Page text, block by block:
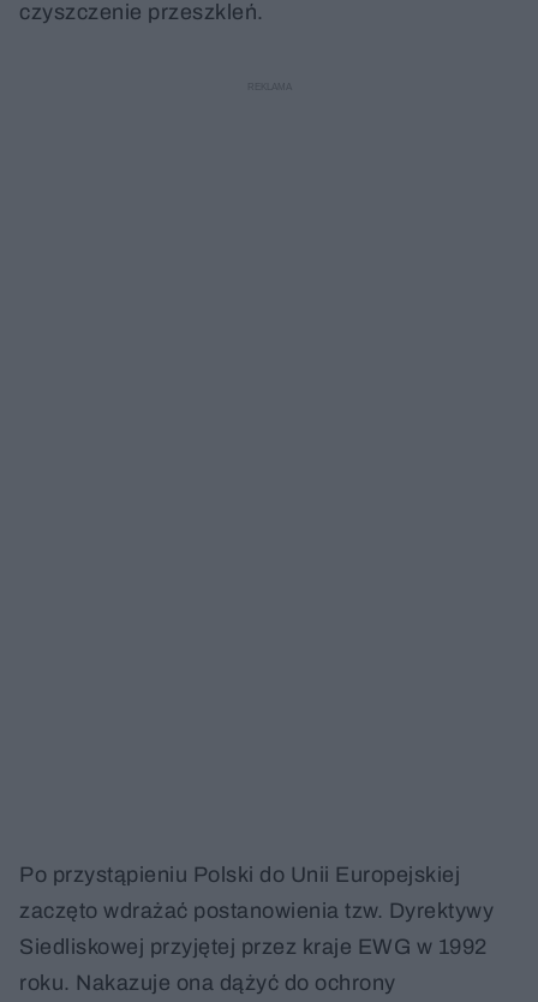
czyszczenie przeszkleń.
Po przystąpieniu Polski do Unii Europejskiej
zaczęto wdrażać postanowienia tzw. Dyrektywy
Siedliskowej przyjętej przez kraje EWG w 1992
roku. Nakazuje ona dążyć do ochrony